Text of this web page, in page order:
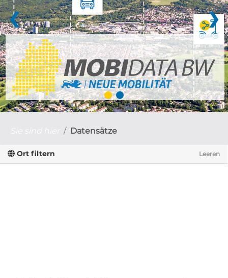
❮ ❯
Datensätze
Ort filtern Leeren